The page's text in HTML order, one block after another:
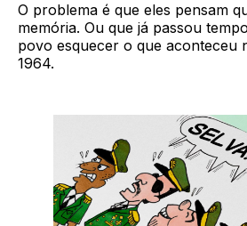
O problema é que eles pensam
memória. Ou que já passou
povo esquecer o que aconteceu
1964.